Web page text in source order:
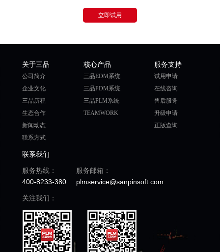
立即试用
关于三品
公司简介
企业文化
三品历程
生态合作
新闻动态
联系方式
核心产品
三品EDM系统
三品PDM系统
三品PLM系统
TEAMWORK
服务支持
试用申请
在线咨询
售后服务
升级申请
正版查询
联系我们
服务热线：
400-8233-380
服务邮箱：
plmservice@sanpinsoft.com
关注我们：